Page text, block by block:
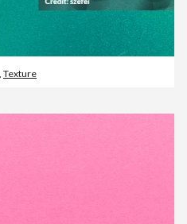
Texture